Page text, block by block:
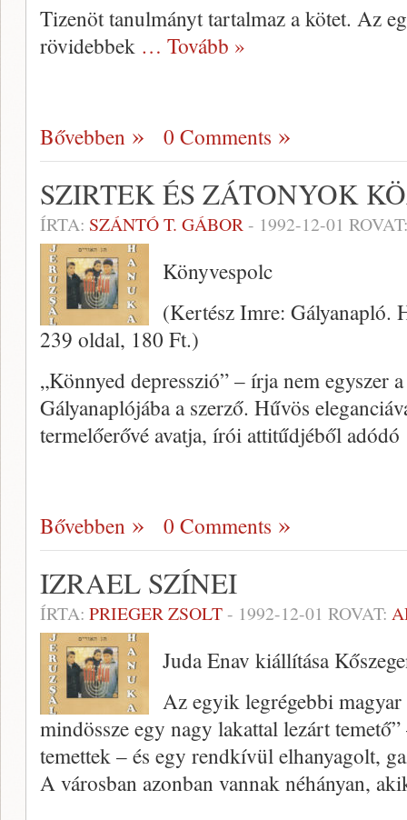
Tizenöt tanulmányt tartalmaz a kötet. Az
rövidebbek … Tovább »
Bővebben 0 Comments
SZIRTEK ÉS ZÁTONYOK
ÍRTA: SZÁNTÓ T. GÁBOR- 1992-12-01
Könyvespolc
(Kertész Imre: Gályanapló.
239 oldal, 180 Ft.)
„Könnyed depresszió” – írja nem egyszer
Gályanaplójába a szerző. Hűvös
termelőerővé avatja, írói attitűdjéből adódó
Bővebben 0 Comments
IZRAEL SZÍNEI
ÍRTA: PRIEGER ZSOLT- 1992-12-01 ROVAT:
Juda Enav kiállítása
Az egyik legrégebbi
mindössze egy nagy lakattal lezárt
temettek – és egy rendkívül elhanyagolt,
A városban azonban vannak néhányan,